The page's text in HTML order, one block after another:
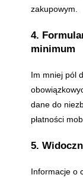
zakupowym.
4.
minimum
Im mniej pól
dane do
płatności
5.
Informacje o